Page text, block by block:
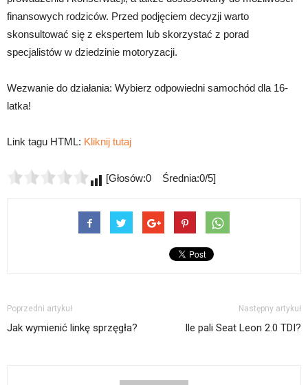
finansowych rodziców. Przed podjęciem decyzji warto
skonsultować się z ekspertem lub skorzystać z porad
specjalistów w dziedzinie motoryzacji.
Wezwanie do działania: Wybierz odpowiedni samochód dla 16-
latka!
Link tagu HTML: Kliknij tutaj
[Głosów:0 Średnia:0/5]
Poprzedni artykuł
Jak wymienić linkę sprzęgła?
Następny artykuł
Ile pali Seat Leon 2.0 TDI?